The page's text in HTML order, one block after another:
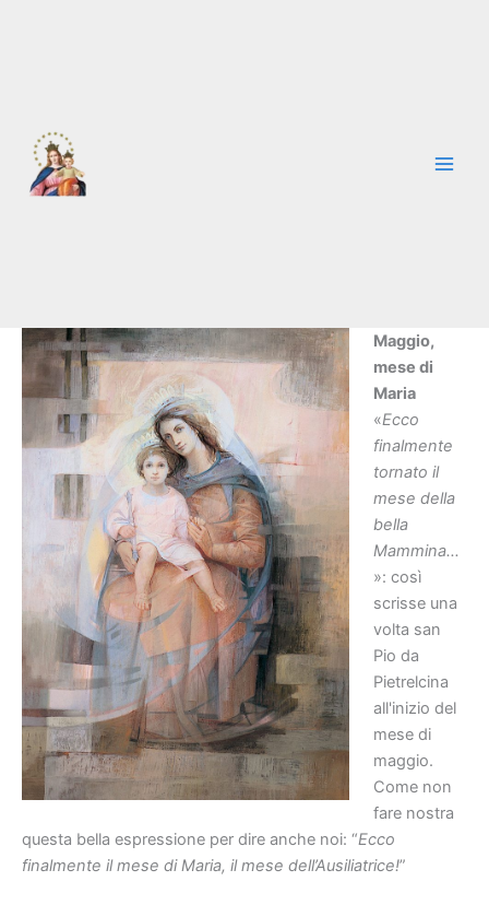
Maggio,
mese di
Maria
«Ecco
finalmente
tornato il
mese della
bella
Mammina…
»: così
scrisse una
volta san
Pio da
Pietrelcina
all'inizio del
mese di
maggio.
Come non
fare nostra
questa bella espressione per dire anche noi: “Ecco
finalmente il mese di Maria, il mese dell’Ausiliatrice!”